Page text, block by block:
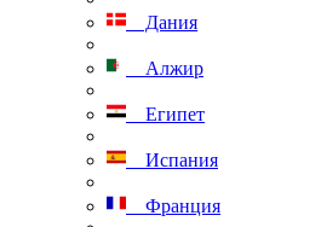
Дания
Алжир
Египет
Испания
Франция